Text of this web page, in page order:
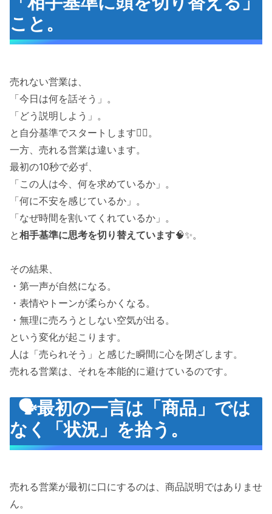
こと。
売れない営業は、
「今日は何を話そう」。
「どう説明しよう」。
と自分基準でスタートします😵‍💫。
一方、売れる営業は違います。
最初の10秒で必ず、
「この人は今、何を求めているか」。
「何に不安を感じているか」。
「なぜ時間を割いてくれているか」。
と相手基準に思考を切り替えています🧠✨。
その結果、
・第一声が自然になる。
・表情やトーンが柔らかくなる。
・無理に売ろうとしない空気が出る。
という変化が起こります。
人は「売られそう」と感じた瞬間に心を閉ざします。
売れる営業は、それを本能的に避けているのです。
🗣️最初の一言は「商品」では
なく「状況」を拾う。
売れる営業が最初に口にするのは、商品説明ではありませ
ん。